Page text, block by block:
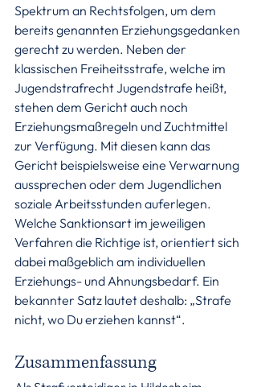
Spektrum an Rechtsfolgen, um dem
bereits genannten Erziehungsgedanken
gerecht zu werden. Neben der
klassischen Freiheitsstrafe, welche im
Jugendstrafrecht Jugendstrafe heißt,
stehen dem Gericht auch noch
Erziehungsmaßregeln und Zuchtmittel
zur Verfügung. Mit diesen kann das
Gericht beispielsweise eine Verwarnung
aussprechen oder dem Jugendlichen
soziale Arbeitsstunden auferlegen.
Welche Sanktionsart im jeweiligen
Verfahren die Richtige ist, orientiert sich
dabei maßgeblich am individuellen
Erziehungs- und Ahnungsbedarf. Ein
bekannter Satz lautet deshalb: „Strafe
nicht, wo Du erziehen kannst“.
Zusammenfassung